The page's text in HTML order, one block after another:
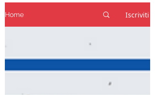
Iscriviti alla mailing list
Home Iscriviti